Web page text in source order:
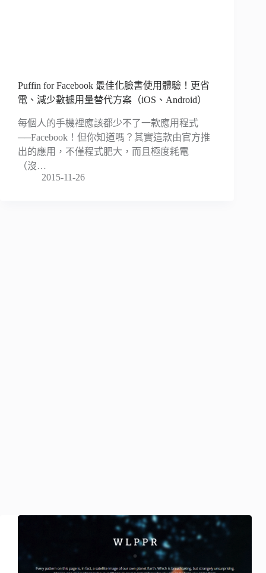
Puffin for Facebook 最佳化臉書使用體驗！更省
電、減少數據用量替代方案（iOS、Android）
每個人的手機裡應該都少不了一款應用程式
──Facebook！但你知道嗎？其實這款由官方推
出的應用，不僅程式肥大，而且極度耗電
（沒…
2015-11-26